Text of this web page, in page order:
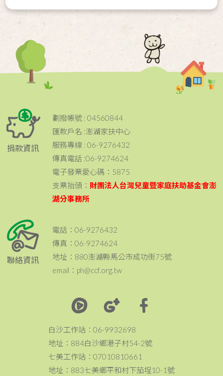
捐款資訊
劃撥帳號 : 04560844
匯款戶名 :澎湖家扶中心
服務專線 : 06-9276432
傳真電話 :06-9274624
電子發票愛心碼：5875
支票抬頭： 財團法人台灣兒童暨家庭扶助基金會澎
湖分事務所
聯絡資訊
電話：06-9276432
傳真：06-9274624
地址：880澎湖縣馬公市成功街75號
email：ph@ccf.org.tw
白沙工作站：06-9932698
地址：884白沙鄉港子村54-2號
七美工作站：07010810661
地址：883七美鄉平和村下茄埕10-1號